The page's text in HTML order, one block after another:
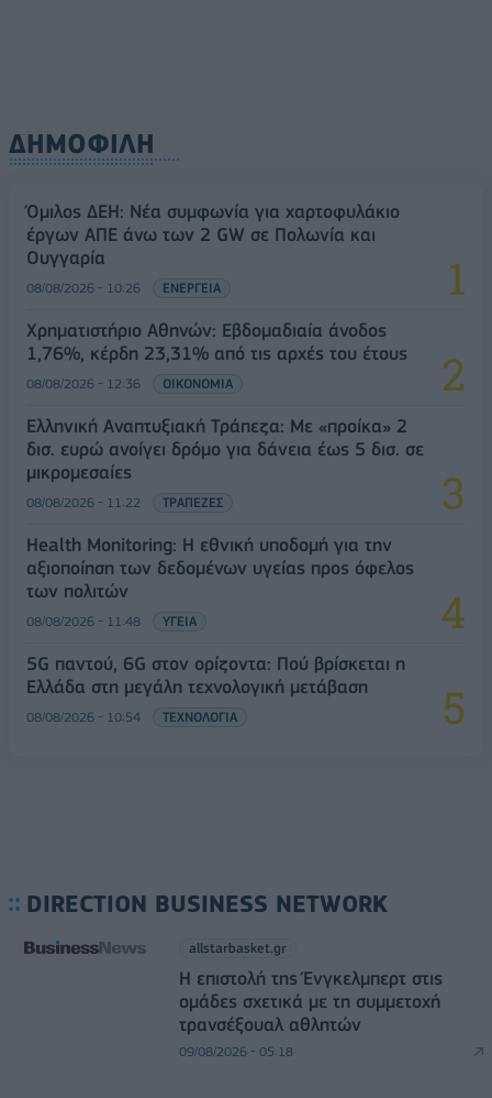
ΔΗΜΟΦΙΛΗ
Όμιλος ΔΕΗ: Νέα συμφωνία για χαρτοφυλάκιο
έργων ΑΠΕ άνω των 2 GW σε Πολωνία και
Ουγγαρία
08/08/2026 - 10:26 ΕΝΕΡΓΕΙΑ
Χρηματιστήριο Αθηνών: Εβδομαδιαία άνοδος
1,76%, κέρδη 23,31% από τις αρχές του έτους
08/08/2026 - 12:36 ΟΙΚΟΝΟΜΙΑ
Ελληνική Αναπτυξιακή Τράπεζα: Με «προίκα» 2
δισ. ευρώ ανοίγει δρόμο για δάνεια έως 5 δισ. σε
μικρομεσαίες
08/08/2026 - 11:22 ΤΡΑΠΕΖΕΣ
Health Monitoring: Η εθνική υποδομή για την
αξιοποίηση των δεδομένων υγείας προς όφελος
των πολιτών
08/08/2026 - 11:48 ΥΓΕΙΑ
5G παντού, 6G στον ορίζοντα: Πού βρίσκεται η
Ελλάδα στη μεγάλη τεχνολογική μετάβαση
08/08/2026 - 10:54 ΤΕΧΝΟΛΟΓΙΑ
DIRECTION BUSINESS NETWORK
allstarbasket.gr
Η επιστολή της Ένγκελμπερτ στις
ομάδες σχετικά με τη συμμετοχή
τρανσέξουαλ αθλητών
09/08/2026 - 05:18